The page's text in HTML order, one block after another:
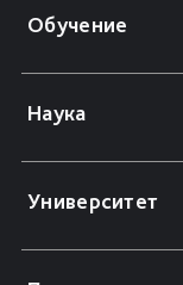
Обучение
Наука
Университет